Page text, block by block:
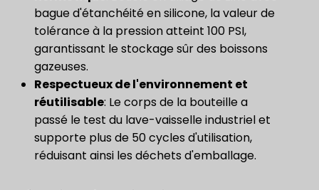
bague d'étanchéité en silicone, la valeur de
tolérance à la pression atteint 100 PSI,
garantissant le stockage sûr des boissons
gazeuses.
Respectueux de l'environnement et
réutilisable: Le corps de la bouteille a
passé le test du lave-vaisselle industriel et
supporte plus de 50 cycles d'utilisation,
réduisant ainsi les déchets d'emballage.